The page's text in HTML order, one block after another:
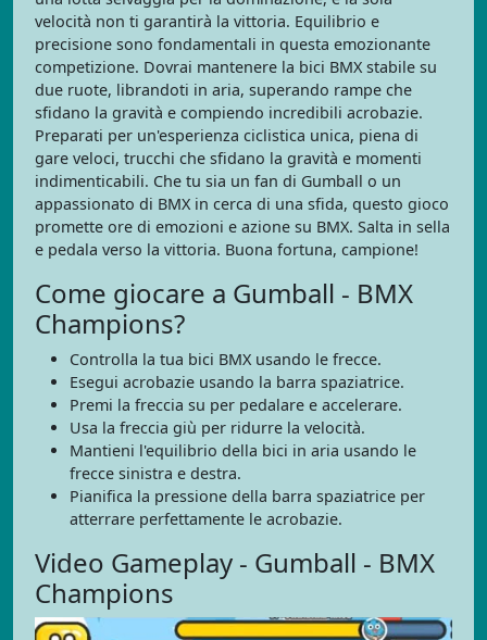
velocità non ti garantirà la vittoria. Equilibrio e
precisione sono fondamentali in questa emozionante
competizione. Dovrai mantenere la bici BMX stabile su
due ruote, librandoti in aria, superando rampe che
sfidano la gravità e compiendo incredibili acrobazie.
Preparati per un'esperienza ciclistica unica, piena di
gare veloci, trucchi che sfidano la gravità e momenti
indimenticabili. Che tu sia un fan di Gumball o un
appassionato di BMX in cerca di una sfida, questo gioco
promette ore di emozioni e azione su BMX. Salta in sella
e pedala verso la vittoria. Buona fortuna, campione!
Come giocare a Gumball - BMX
Champions?
Controlla la tua bici BMX usando le frecce.
Esegui acrobazie usando la barra spaziatrice.
Premi la freccia su per pedalare e accelerare.
Usa la freccia giù per ridurre la velocità.
Mantieni l'equilibrio della bici in aria usando le
frecce sinistra e destra.
Pianifica la pressione della barra spaziatrice per
atterrare perfettamente le acrobazie.
Video Gameplay - Gumball - BMX
Champions